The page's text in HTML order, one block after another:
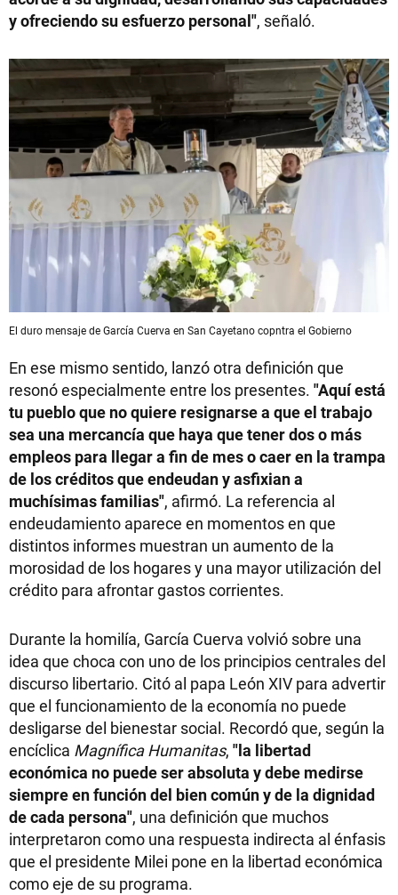
y ofreciendo su esfuerzo personal", señaló.
El duro mensaje de García Cuerva en San Cayetano copntra el Gobierno
En ese mismo sentido, lanzó otra definición que
resonó especialmente entre los presentes. "Aquí está
tu pueblo que no quiere resignarse a que el trabajo
sea una mercancía que haya que tener dos o más
empleos para llegar a fin de mes o caer en la trampa
de los créditos que endeudan y asfixian a
muchísimas familias", afirmó. La referencia al
endeudamiento aparece en momentos en que
distintos informes muestran un aumento de la
morosidad de los hogares y una mayor utilización del
crédito para afrontar gastos corrientes.
Durante la homilía, García Cuerva volvió sobre una
idea que choca con uno de los principios centrales del
discurso libertario. Citó al papa León XIV para advertir
que el funcionamiento de la economía no puede
desligarse del bienestar social. Recordó que, según la
encíclica Magnífica Humanitas, "la libertad
económica no puede ser absoluta y debe medirse
siempre en función del bien común y de la dignidad
de cada persona", una definición que muchos
interpretaron como una respuesta indirecta al énfasis
que el presidente Milei pone en la libertad económica
como eje de su programa.